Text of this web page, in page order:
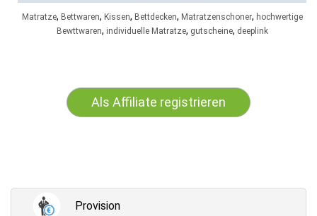
Matratze, Bettwaren, Kissen, Bettdecken, Matratzenschoner, hochwertige
Bewttwaren, individuelle Matratze, gutscheine, deeplink
Als Affiliate registrieren
Provision